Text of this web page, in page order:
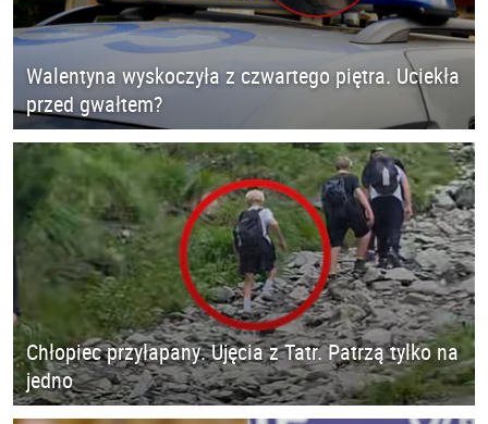
Walentyna wyskoczyła z czwartego piętra. Uciekła
przed gwałtem?
Chłopiec przyłapany. Ujęcia z Tatr. Patrzą tylko na
jedno